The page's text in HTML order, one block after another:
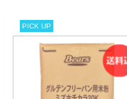
PICK UP